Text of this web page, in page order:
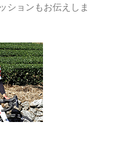
ションもお伝えしま